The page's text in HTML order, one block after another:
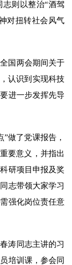
则以整治“酒驾
对扭转社会风气
国两会期间关于
认识到实现科技
进一步发挥先导
做了党课报告，
要意义，并指出
研项目申报及奖
志带领大家学习
强化岗位责任意
涛同志主讲的习
培训课，参会同